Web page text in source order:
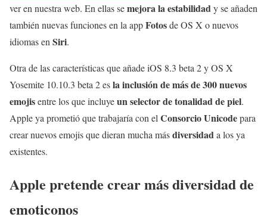
ver en nuestra web. En ellas semejora la estabilidady se añaden
también nuevas funciones en la appFotosde OS X o nuevos
idiomas en Siri.
Otra de las características que añade iOS 8.3 beta 2 y OS X
Yosemite 10.10.3 beta 2 esla inclusión de más de 300 nuevos
emojisentre los que incluyeun selector de tonalidad de piel.
Apple ya prometió que trabajaría con el Consorcio Unicodepara
crear nuevos emojis que dieran mucha másdiversidada los ya
existentes.
Apple pretende crear más diversidad de
emoticonos